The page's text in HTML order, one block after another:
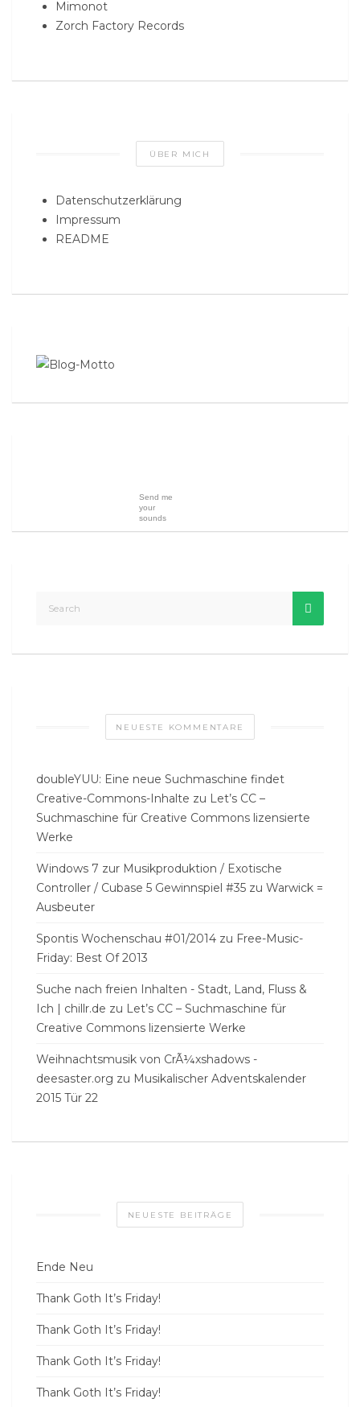
Mimonot
Zorch Factory Records
ÜBER MICH
Datenschutzerklärung
Impressum
README
Send me
your
sounds
NEUESTE KOMMENTARE
doubleYUU: Eine neue Suchmaschine findet
Creative-Commons-Inhalte zu Let’s CC –
Suchmaschine für Creative Commons lizensierte
Werke
Windows 7 zur Musikproduktion / Exotische
Controller / Cubase 5 Gewinnspiel #35 zu Warwick =
Ausbeuter
Spontis Wochenschau #01/2014 zu Free-Music-
Friday: Best Of 2013
Suche nach freien Inhalten - Stadt, Land, Fluss &
Ich | chillr.de zu Let’s CC – Suchmaschine für
Creative Commons lizensierte Werke
Weihnachtsmusik von CrÃ¼xshadows -
deesaster.org zu Musikalischer Adventskalender
2015 Tür 22
NEUESTE BEITRÄGE
Ende Neu
Thank Goth It’s Friday!
Thank Goth It’s Friday!
Thank Goth It’s Friday!
Thank Goth It’s Friday!